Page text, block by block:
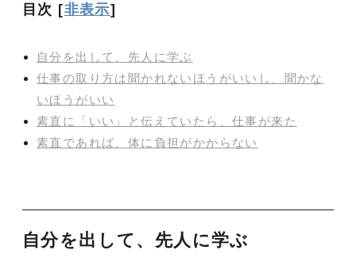
目次 [非表示]
自分を出して、先人に学ぶ
仕事の取り方は聞かれないほうがいいし、聞かな
いほうがいい
素直に「いい」と伝えていたら、仕事が来た
素直であれば、体に負担がかからない
自分を出して、先人に学ぶ